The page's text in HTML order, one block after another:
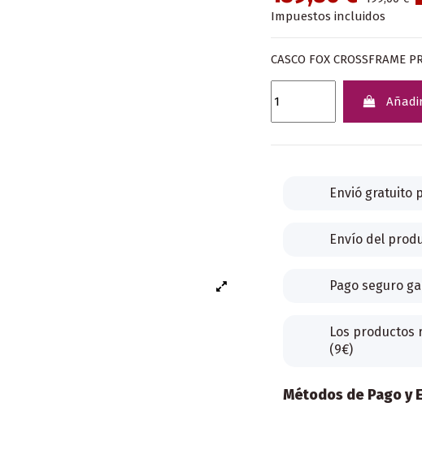
Impuestos incluidos
CASCO FOX CROSSFRAME
Envió gratuito
Envío del
Pago seguro
Los productos
(9€)
Métodos de Pago y